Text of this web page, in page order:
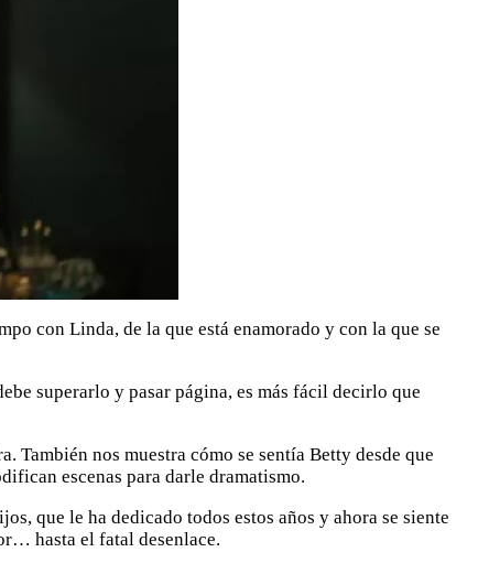
con Linda, de la que está enamorado y con la que se
superarlo y pasar página, es más fácil decirlo que
También nos muestra cómo se sentía Betty desde que
escenas para darle dramatismo.
que le ha dedicado todos estos años y ahora se siente
hasta el fatal desenlace.